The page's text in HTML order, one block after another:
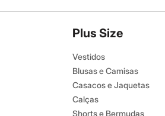
Plus Size
Vestidos
Blusas e Camisas
Casacos e Jaquetas
Calças
Shorts e Bermudas